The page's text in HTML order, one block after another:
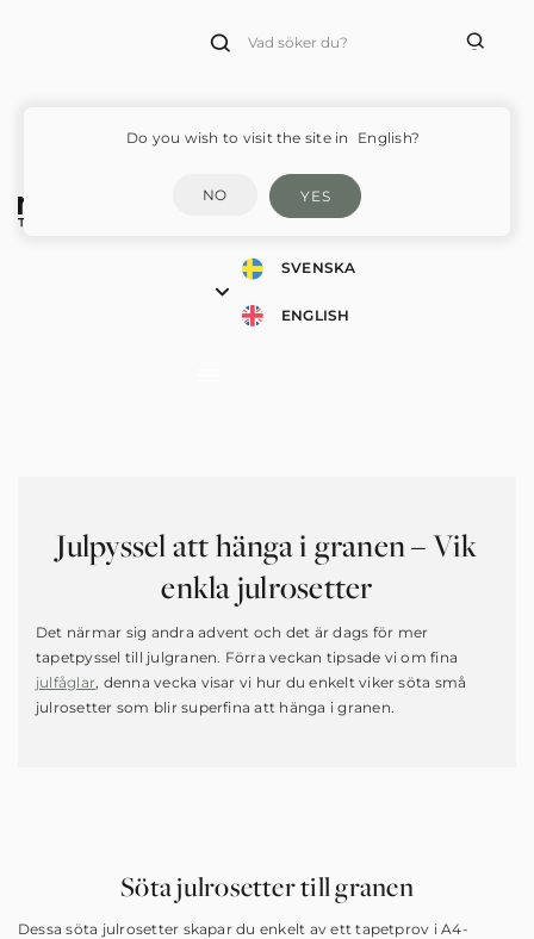
SVENSKA
ENGLISH
Julpyssel att hänga i granen – Vik
enkla julrosetter
Det närmar sig andra advent och det är dags för mer
tapetpyssel till julgranen. Förra veckan tipsade vi om fina
julfåglar, denna vecka visar vi hur du enkelt viker söta små
julrosetter som blir superfina att hänga i granen.
Söta julrosetter till granen
Dessa söta julrosetter skapar du enkelt av ett tapetprov i A4-
Do you wish to visit the site in English?
NO YES